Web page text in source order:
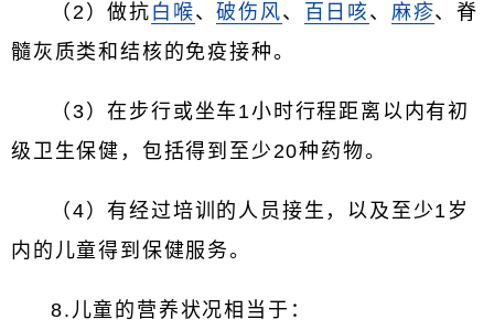
（2）做抗 白喉、破伤风、 百日咳 、 麻疹、脊
髓灰质类和结核的免疫接种。
（3）在步行或坐车1小时行程距离以内有初
级卫生保健，包括得到至少20种药物。
（4）有经过培训的人员接生，以及至少1岁
内的儿童得到保健服务。
8.儿童的营养状况相当于：